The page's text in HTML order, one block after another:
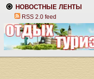
НОВОСТНЫЕ ЛЕНТЫ
RSS 2.0 feed